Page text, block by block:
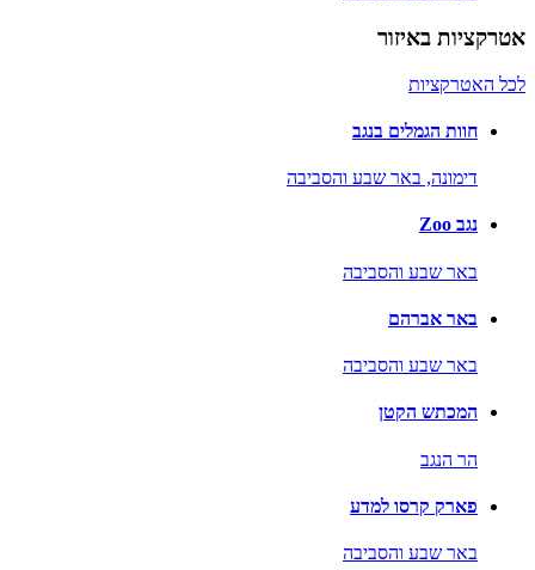
אטרקציות באיזור
לכל האטרקציות
חוות הגמלים בנגב
דימונה, באר שבע והסביבה
נגב Zoo
באר שבע והסביבה
באר אברהם
באר שבע והסביבה
המכתש הקטן
הר הנגב
פארק קרסו למדע
באר שבע והסביבה